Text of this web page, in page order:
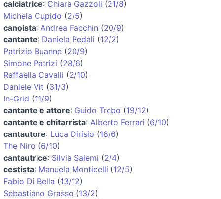
calciatrice: Chiara Gazzoli (21/8)
Michela Cupido (2/5)
canoista: Andrea Facchin (20/9)
cantante: Daniela Pedali (12/2)
Patrizio Buanne (20/9)
Simone Patrizi (28/6)
Raffaella Cavalli (2/10)
Daniele Vit (31/3)
In-Grid (11/9)
cantante e attore: Guido Trebo (19/12)
cantante e chitarrista: Alberto Ferrari (6/10)
cantautore: Luca Dirisio (18/6)
The Niro (6/10)
cantautrice: Silvia Salemi (2/4)
cestista: Manuela Monticelli (12/5)
Fabio Di Bella (13/12)
Sebastiano Grasso (13/2)